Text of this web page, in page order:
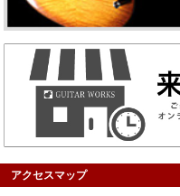
アクセスマップ